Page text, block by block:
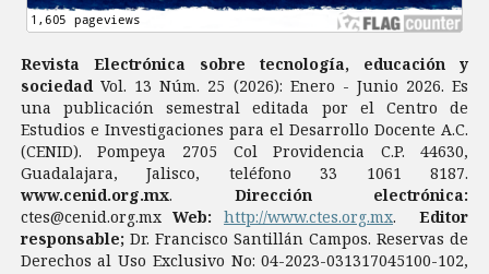
Revista Electrónica sobre tecnología, educación y
sociedad Vol. 13 Núm. 25 (2026): Enero - Junio 2026. Es
una publicación semestral editada por el Centro de
Estudios e Investigaciones para el Desarrollo Docente A.C.
(CENID). Pompeya 2705 Col Providencia C.P. 44630,
Guadalajara, Jalisco, teléfono 33 1061 8187.
www.cenid.org.mx. Dirección electrónica:
ctes@cenid.org.mxWeb: http://www.ctes.org.mx. Editor
responsable; Dr. Francisco Santillán Campos. Reservas de
Derechos al Uso Exclusivo No: 04-2023-031317045100-102,